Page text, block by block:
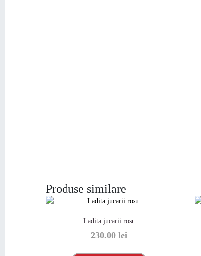
Produse similare
Ladita jucarii rosu
230.00lei